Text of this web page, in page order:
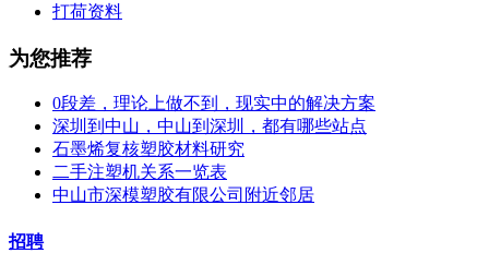
打荷资料
为您推荐
0段差，理论上做不到，现实中的解决方案
深圳到中山，中山到深圳，都有哪些站点
石墨烯复核塑胶材料研究
二手注塑机关系一览表
中山市深模塑胶有限公司附近邻居
招聘